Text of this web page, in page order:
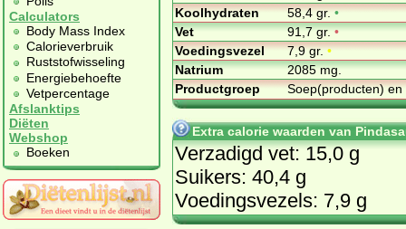
Calculators
Body Mass Index
Calorieverbruik
Ruststofwisseling
Energiebehoefte
Vetpercentage
Afslanktips
Diëten
Webshop
Boeken
Koolhydraten
58,4 gr.•
Vet
91,7 gr.•
Voedingsvezel
7,9 gr.•
Natrium
2085 mg.
Productgroep
Soep(producten)
Extra calorie waarden van
Verzadigd vet: 15,0 g
Suikers: 40,4 g
Voedingsvezels: 7,9 g